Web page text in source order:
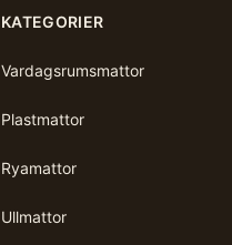
KATEGORIER
Vardagsrumsmattor
Plastmattor
Ryamattor
Ullmattor